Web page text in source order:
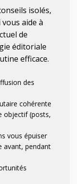
isolés,
aide à
de
éditoriale
efficace.
des
cohérente
objectif (posts,
vous épuiser
avant, pendant